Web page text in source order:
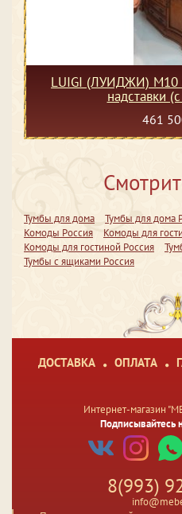
LUIGI (ЛУИДЖИ) M10
надставки
461
Тумбы для дома Тумбы для дома
Комоды Россия
Комоды для
Комоды для гостиной Россия
Тумбы с ящиками Россия
ДОСТАВКА ОПЛАТА
Интернет-магазин
Подписывайтесь
8(993)